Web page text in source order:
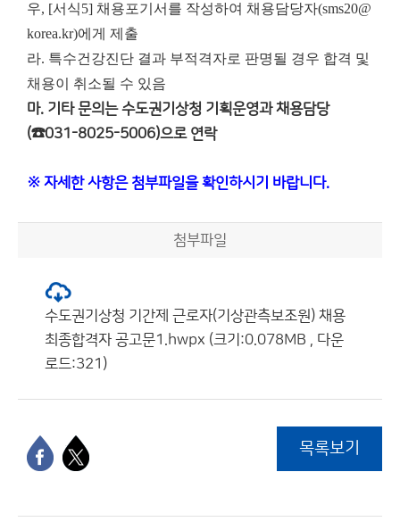
우, [서식5] 채용포기서를 작성하여 채용담당자(sms20@
korea.kr)에게 제출
라. 특수건강진단 결과 부적격자로 판명될 경우 합격 및
채용이 취소될 수 있음
마. 기타 문의는 수도권기상청 기획운영과 채용담당
(☎031-8025-5006)으로 연락
※ 자세한 사항은 첨부파일을 확인하시기 바랍니다.
첨부파일
수도권기상청 기간제 근로자(기상관측보조원) 채용
최종합격자 공고문1.hwpx (크기:0.078MB , 다운
로드:321)
목록보기